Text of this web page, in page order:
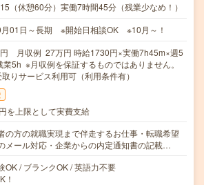
（休憩60分）実働7時間45分（残業少なめ！）
01日～長期 ※開始日相談OK ※10月～！
月収例 27万円 時給1730円×実働7h45m×週5
業5h ※月収例を保証するものではありません。
りサービス利用可（利用条件有）
を上限として実費支給
の方の就職実現まで伴走するお仕事・転職希望
メール対応・企業からの内定通知書の記載…
OK / ブランクOK / 英語力不要
！